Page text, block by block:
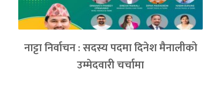
नाट्टा निर्वाचन : सदस्य पदमा दिनेश मैनालीको
उम्मेदवारी चर्चामा